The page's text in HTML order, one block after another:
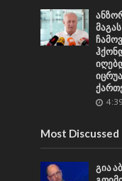
Most Discussed
გია